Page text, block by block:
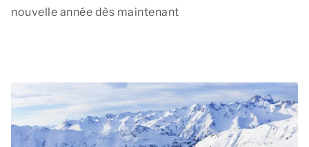
nouvelle année dès maintenant